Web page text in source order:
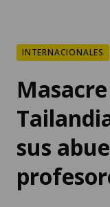
INTERNACIONALES
sus